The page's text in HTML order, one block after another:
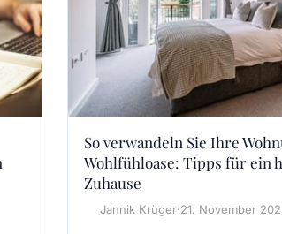
So verwandeln Sie Ihre
Wohlfühloase: Tipps für ein
Zuhause
Jannik Krüger·21. November